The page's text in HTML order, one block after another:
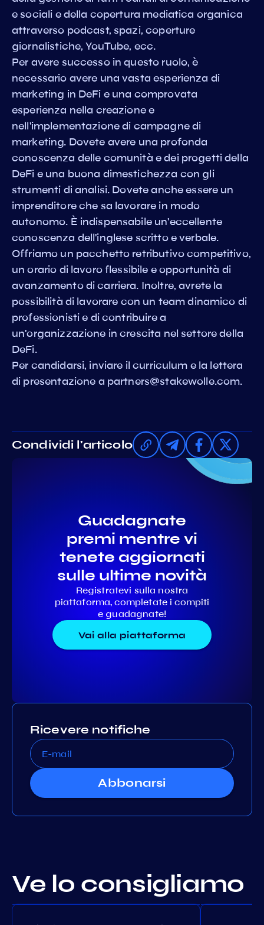
e sociali e della copertura mediatica organica
attraverso podcast, spazi, coperture
giornalistiche, YouTube, ecc.
Per avere successo in questo ruolo, è
necessario avere una vasta esperienza di
marketing in DeFi e una comprovata
esperienza nella creazione e
nell'implementazione di campagne di
marketing. Dovete avere una profonda
conoscenza delle comunità e dei progetti della
DeFi e una buona dimestichezza con gli
strumenti di analisi. Dovete anche essere un
imprenditore che sa lavorare in modo
autonomo. È indispensabile un'eccellente
conoscenza dell'inglese scritto e verbale.
Offriamo un pacchetto retributivo competitivo,
un orario di lavoro flessibile e opportunità di
avanzamento di carriera. Inoltre, avrete la
possibilità di lavorare con un team dinamico di
professionisti e di contribuire a
un'organizzazione in crescita nel settore della
DeFi.
Per candidarsi, inviare il curriculum e la lettera
di presentazione a partners@stakewolle.com.
Condividi l'articolo
Guadagnate
premi mentre vi
tenete aggiornati
sulle ultime novità
Registratevi sulla nostra
piattaforma, completate i compiti
e guadagnate!
Vai alla piattaforma
Ricevere notifiche
Abbonarsi
Ve lo consigliamo